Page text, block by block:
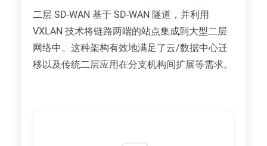
二层 SD-WAN 基于 SD-WAN 隧道，并利用
VXLAN 技术将链路两端的站点集成到大型二层
网络中。这种架构有效地满足了云/数据中心迁
移以及传统二层应用在分支机构间扩展等需求。